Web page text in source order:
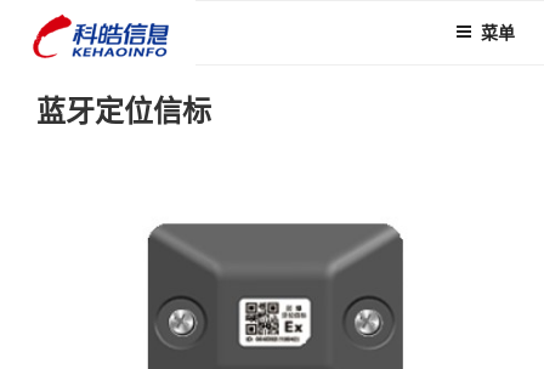
深圳市科皓
信息技术有
安全园区
菜单
蓝牙定位信标